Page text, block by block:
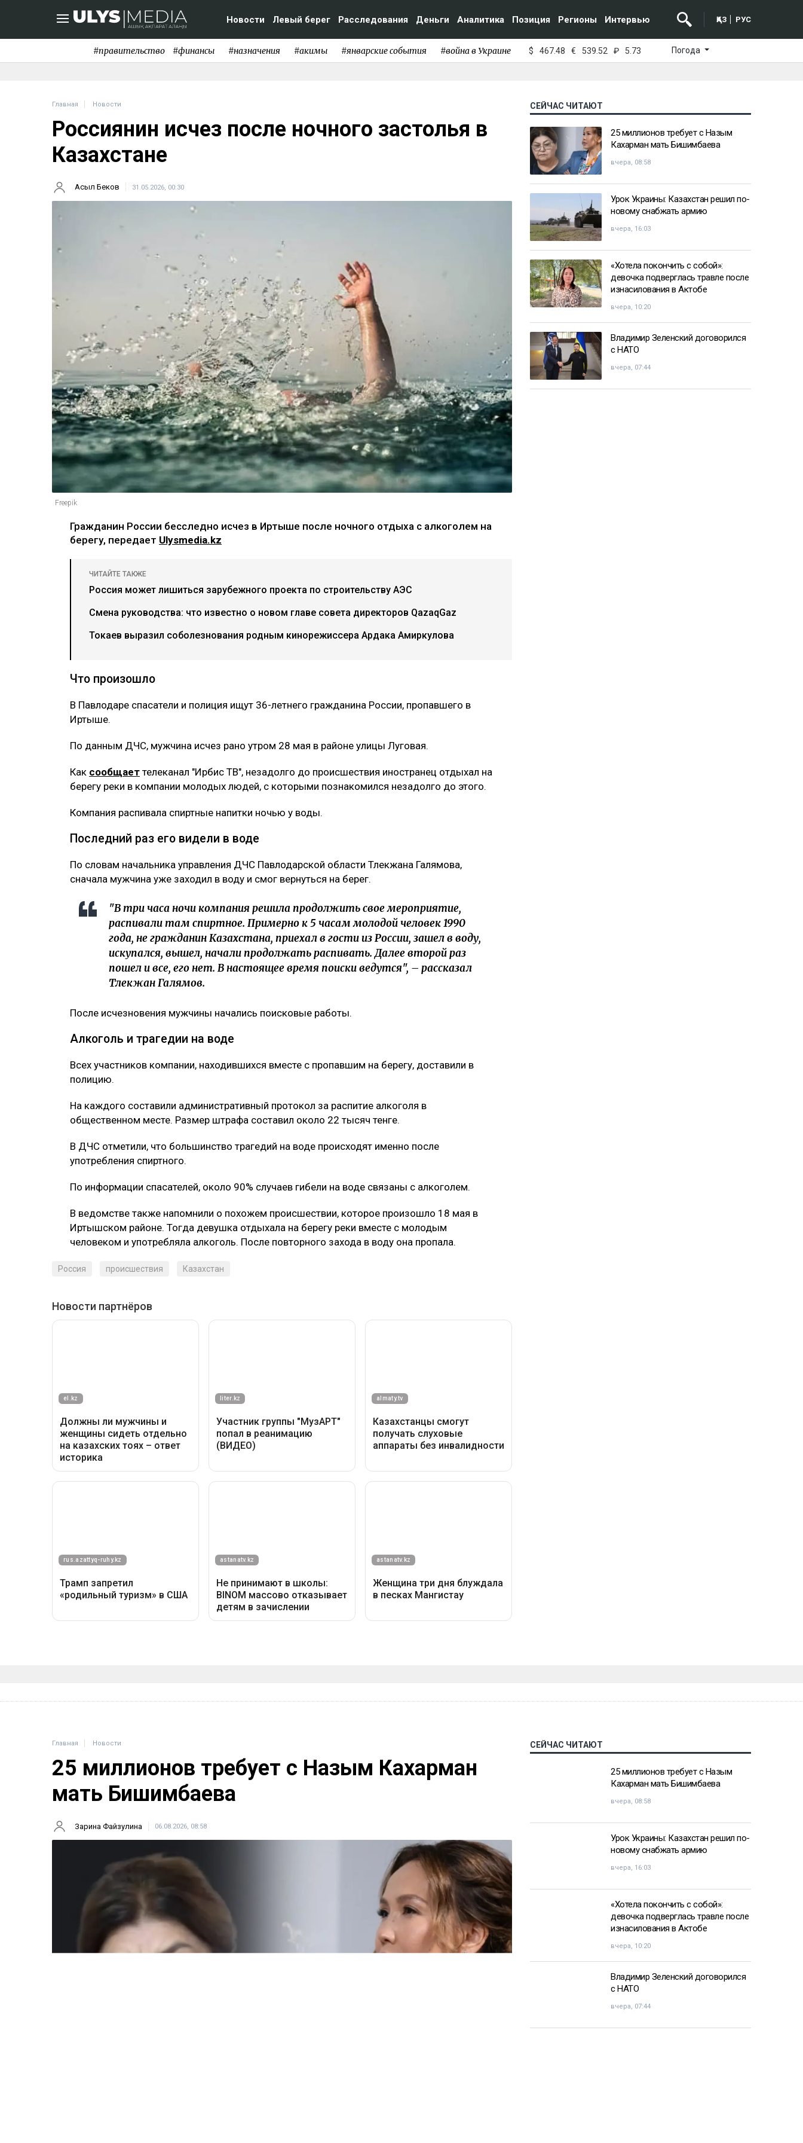
Новости Левый берег Расследования Деньги Аналитика Позиция Регионы Интервью ҚАЗ РУС
#правительство #финансы #назначения #акимы #январские события #война в Украине $ 467.48 € 539.52 ₽ 5.73 Погода
Главная Новости
Россиянин исчез после ночного застолья в
Казахстане
Асыл Беков 31.05.2026, 00:30
Freepik
Гражданин России бесследно исчез в Иртыше после ночного отдыха с алкоголем на
берегу, передает Ulysmedia.kz
ЧИТАЙТЕ ТАКЖЕ
Россия может лишиться зарубежного проекта по строительству АЭС
Смена руководства: что известно о новом главе совета директоров QazaqGaz
Токаев выразил соболезнования родным кинорежиссера Ардака Амиркулова
Что произошло
В Павлодаре спасатели и полиция ищут 36-летнего гражданина России, пропавшего в
Иртыше.
По данным ДЧС, мужчина исчез рано утром 28 мая в районе улицы Луговая.
Как сообщает телеканал "Ирбис ТВ", незадолго до происшествия иностранец отдыхал на
берегу реки в компании молодых людей, с которыми познакомился незадолго до этого.
Компания распивала спиртные напитки ночью у воды.
Последний раз его видели в воде
По словам начальника управления ДЧС Павлодарской области Тлекжана Галямова,
сначала мужчина уже заходил в воду и смог вернуться на берег.
"В три часа ночи компания решила продолжить свое мероприятие,
распивали там спиртное. Примерно к 5 часам молодой человек 1990
года, не гражданин Казахстана, приехал в гости из России, зашел в воду,
искупался, вышел, начали продолжать распивать. Далее второй раз
пошел и все, его нет. В настоящее время поиски ведутся", – рассказал
Тлекжан Галямов.
После исчезновения мужчины начались поисковые работы.
Алкоголь и трагедии на воде
Всех участников компании, находившихся вместе с пропавшим на берегу, доставили в
полицию.
На каждого составили административный протокол за распитие алкоголя в
общественном месте. Размер штрафа составил около 22 тысяч тенге.
В ДЧС отметили, что большинство трагедий на воде происходят именно после
употребления спиртного.
По информации спасателей, около 90% случаев гибели на воде связаны с алкоголем.
В ведомстве также напомнили о похожем происшествии, которое произошло 18 мая в
Иртышском районе. Тогда девушка отдыхала на берегу реки вместе с молодым
человеком и употребляла алкоголь. После повторного захода в воду она пропала.
Россия происшествия Казахстан
СЕЙЧАС ЧИТАЮТ
25 миллионов требует с Назым
Кахарман мать Бишимбаева
вчера, 08:58
Урок Украины: Казахстан решил по-
новому снабжать армию
вчера, 16:03
«Хотела покончить с собой»:
девочка подверглась травле после
изнасилования в Актобе
вчера, 10:20
Владимир Зеленский договорился
с НАТО
вчера, 07:44
Главная Новости
25 миллионов требует с Назым Кахарман
мать Бишимбаева
Зарина Файзулина 06.08.2026, 08:58
СЕЙЧАС ЧИТАЮТ
25 миллионов требует с Назым
Кахарман мать Бишимбаева
вчера, 08:58
Урок Украины: Казахстан решил по-
новому снабжать армию
вчера, 16:03
«Хотела покончить с собой»:
девочка подверглась травле после
изнасилования в Актобе
вчера, 10:20
Владимир Зеленский договорился
с НАТО
вчера, 07:44